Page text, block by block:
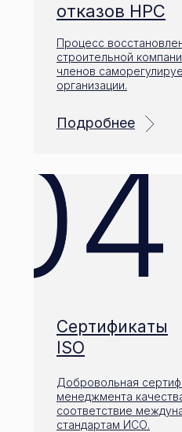
Процесс
строительной
членов
организации.
отказов НРС
Подробнее
Сертификаты
ISO
Добровольная
менеджмента
соответствие
стандартам ИСО.